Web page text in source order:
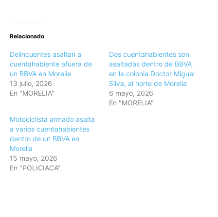
Relacionado
Delincuentes asaltan a
cuentahabiente afuera de
un BBVA en Morelia
13 julio, 2026
En "MORELIA"
Dos cuentahabientes son
asaltadas dentro de BBVA
en la colonia Doctor Miguel
Silva, al norte de Morelia
6 mayo, 2026
En "MORELIA"
Motociclista armado asalta
a varios cuentahabientes
dentro de un BBVA en
Morelia
15 mayo, 2026
En "POLICIACA"